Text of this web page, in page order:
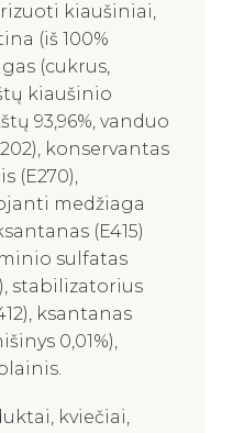
kiaušiniai,
(iš 100%
(cukrus,
kiaušinio
93,96%, vanduo
konservantas
(E270),
medžiaga
(E415)
sulfatas
stabilizatorius
ksantanas
0,01%),
kviečiai,